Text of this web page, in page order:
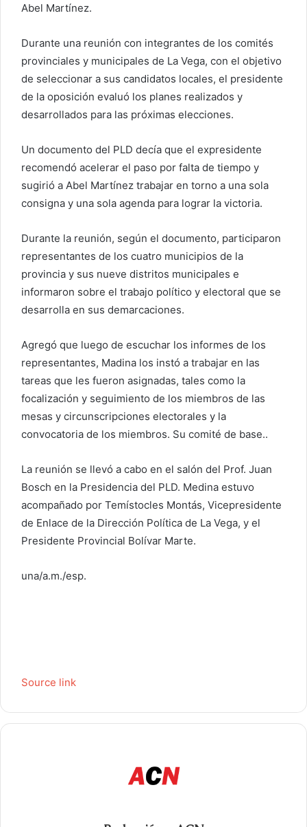
c
o
Abel Martínez.
Durante una reunión con integrantes de los comités
provinciales y municipales de La Vega, con el objetivo
de seleccionar a sus candidatos locales, el presidente
de la oposición evaluó los planes realizados y
desarrollados para las próximas elecciones.
Un documento del PLD decía que el expresidente
recomendó acelerar el paso por falta de tiempo y
sugirió a Abel Martínez trabajar en torno a una sola
consigna y una sola agenda para lograr la victoria.
Durante la reunión, según el documento, participaron
representantes de los cuatro municipios de la
provincia y sus nueve distritos municipales e
informaron sobre el trabajo político y electoral que se
desarrolla en sus demarcaciones.
Agregó que luego de escuchar los informes de los
representantes, Madina los instó a trabajar en las
tareas que les fueron asignadas, tales como la
focalización y seguimiento de los miembros de las
mesas y circunscripciones electorales y la
convocatoria de los miembros. Su comité de base..
La reunión se llevó a cabo en el salón del Prof. Juan
Bosch en la Presidencia del PLD. Medina estuvo
acompañado por Temístocles Montás, Vicepresidente
de Enlace de la Dirección Política de La Vega, y el
Presidente Provincial Bolívar Marte.
una/a.m./esp.
Source link